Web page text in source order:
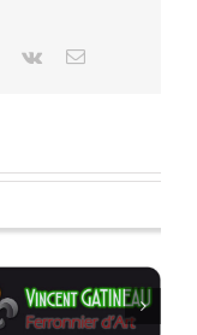
Pinterest
Vk Email